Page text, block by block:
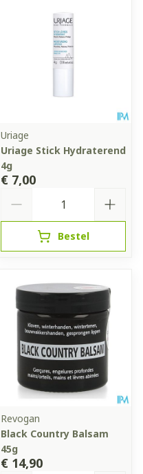
Uriage
Uriage Stick Hydraterend
4g
€ 7,00
Bestel
Revogan
Black Country Balsam
45g
€ 14,90